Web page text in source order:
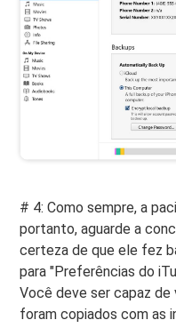
# 4: Como sempre, a
portanto, aguarde a
certeza de que ele fez
para "Preferências do
Você deve ser capaz
foram copiados com as